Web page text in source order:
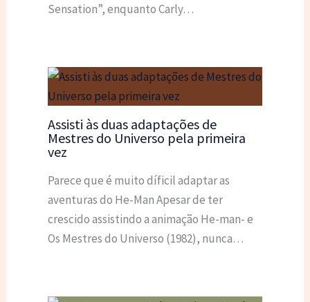
Sensation”, enquanto Carly…
Assisti às duas adaptações de
Mestres do Universo pela primeira
vez
Parece que é muito díficil adaptar as
aventuras do He-Man Apesar de ter
crescido assistindo a animação He-man- e
Os Mestres do Universo (1982), nunca…